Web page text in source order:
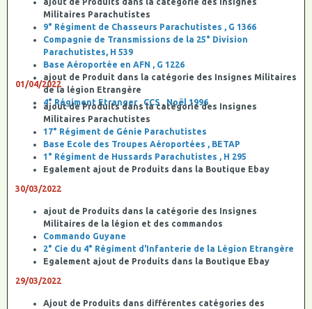
ajout de Produits dans la catégorie des Insignes
Militaires Parachutistes
9° Régiment de Chasseurs Parachutistes , G 1366
Compagnie de Transmissions de la 25° Division
Parachutistes, H 539
Base Aéroportée en AFN , G 1226
ajout de Produit dans la catégorie des Insignes Militaires
de la légion Etrangère
4° Régiment Etranger , CCS , Noël 1996
01/04/2022
ajout de Produits dans la catégorie des Insignes
Militaires Parachutistes
17° Régiment de Génie Parachutistes
Base Ecole des Troupes Aéroportées , BETAP
1° Régiment de Hussards Parachutistes , H 295
Egalement ajout de Produits dans la Boutique Ebay
30/03/2022
ajout de Produits dans la catégorie des Insignes
Militaires de la légion et des commandos
Commando Guyane
2° Cie du 4° Régiment d'Infanterie de la Légion Etrangère
Egalement ajout de Produits dans la Boutique Ebay
29/03/2022
Ajout de Produits dans différentes catégories des